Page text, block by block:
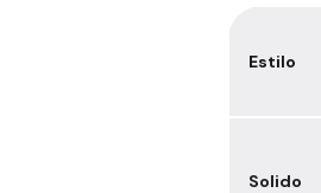
Estilo
Solido